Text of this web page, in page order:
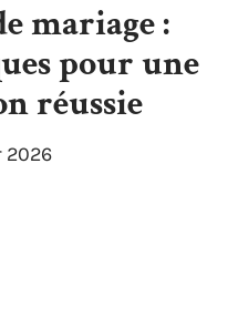
mariage :
pour une
réussie
2026